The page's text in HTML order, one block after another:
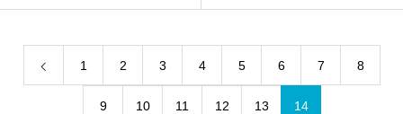
1 2 3 4 5 6 7 8
9 10 11 12 13 14